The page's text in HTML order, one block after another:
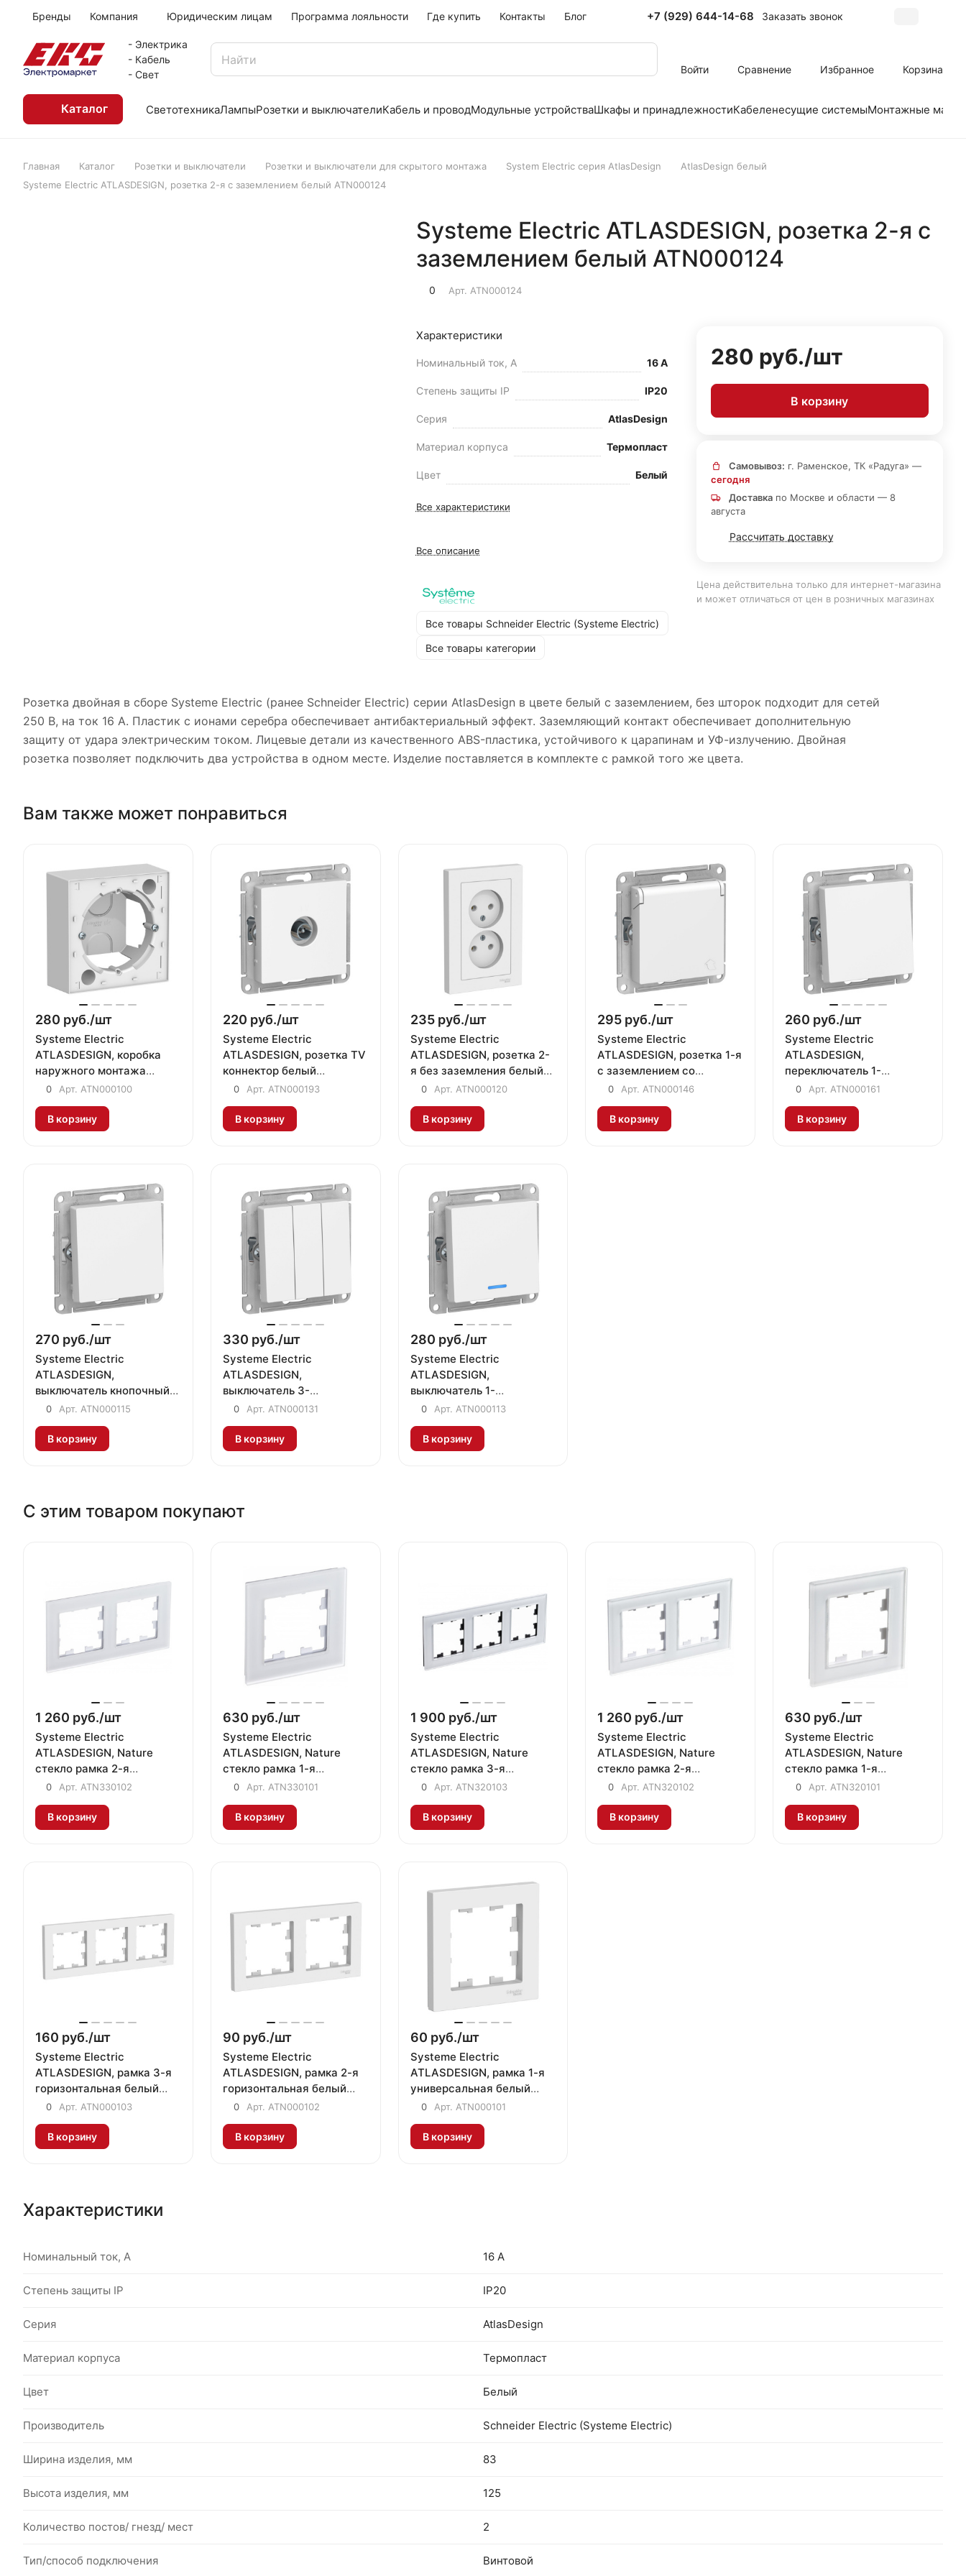
Бренды Компания Юридическим лицам Программа лояльности Где купить Контакты Блог +7 (929) 644-14-68 Заказать звонок
- Электрика
- Кабель
- Свет
Войти Сравнение Избранное Корзина
Каталог СветотехникаЛампыРозетки и выключателиКабель и проводМодульные устройстваШкафы и принадлежностиКабеленесущие системыМонтажные
Главная Каталог Розетки и выключатели Розетки и выключатели для скрытого монтажа System Electric серия AtlasDesign
AtlasDesign белый
Systeme Electric ATLASDESIGN, розетка 2-я с заземлением белый ATN000124
Systeme Electric ATLASDESIGN, розетка 2-я с
заземлением белый ATN000124
0 Арт. ATN000124
Характеристики
Номинальный ток, А 16 А
Степень защиты IP IP20
Серия AtlasDesign
Материал корпуса Термопласт
Цвет Белый
Все характеристики
Все описание
Все товары Schneider Electric (Systeme Electric)
Все товары категории
280 руб./шт
В корзину
Самовывоз: г. Раменское, ТК «Радуга» —
сегодня
Доставкапо Москве и области — 8
августа
Рассчитать доставку
Цена действительна только для интернет-магазина
и может отличаться от цен в розничных магазинах
Розетка двойная в сборе Systeme Electric (ранее Schneider Electric) серии AtlasDesign в цвете белый с заземлением, без шторок подходит для сетей
250 В, на ток 16 А. Пластик с ионами серебра обеспечивает антибактериальный эффект. Заземляющий контакт обеспечивает дополнительную
защиту от удара электрическим током. Лицевые детали из качественного ABS-пластика, устойчивого к царапинам и УФ-излучению. Двойная
розетка позволяет подключить два устройства в одном месте. Изделие поставляется в комплекте с рамкой того же цвета.
Вам также может понравиться
280 руб./шт
Systeme Electric
ATLASDESIGN, коробка
наружного монтажа
белый ATN000100
0 Арт. ATN000100
В корзину
220 руб./шт
Systeme Electric
ATLASDESIGN, розетка TV
коннектор белый
ATN000193
0 Арт. ATN000193
В корзину
235 руб./шт
Systeme Electric
ATLASDESIGN, розетка 2-
я без заземления белый
ATN000120
0 Арт. ATN000120
В корзину
295 руб./шт
Systeme Electric
ATLASDESIGN, розетка 1-я
с заземлением со
шторками с крышкой IP20
0 Арт. ATN000146
В корзину
260 руб./шт
Systeme Electric
ATLASDESIGN,
переключатель 1-
клавишный белый
0 Арт. ATN000161
В корзину
270 руб./шт
Systeme Electric
ATLASDESIGN,
выключатель кнопочный
1-клавишный белый
0 Арт. ATN000115
В корзину
330 руб./шт
Systeme Electric
ATLASDESIGN,
выключатель 3-
клавишный белый
0 Арт. ATN000131
В корзину
280 руб./шт
Systeme Electric
ATLASDESIGN,
выключатель 1-
клавишный с подсветкой
0 Арт. ATN000113
В корзину
С этим товаром покупают
1 260 руб./шт
Systeme Electric
ATLASDESIGN, Nature
стекло рамка 2-я
универсальная матовый
0 Арт. ATN330102
В корзину
630 руб./шт
Systeme Electric
ATLASDESIGN, Nature
стекло рамка 1-я
универсальная матовый
0 Арт. ATN330101
В корзину
1 900 руб./шт
Systeme Electric
ATLASDESIGN, Nature
стекло рамка 3-я
универсальная белый
0 Арт. ATN320103
В корзину
1 260 руб./шт
Systeme Electric
ATLASDESIGN, Nature
стекло рамка 2-я
универсальная белый
0 Арт. ATN320102
В корзину
630 руб./шт
Systeme Electric
ATLASDESIGN, Nature
стекло рамка 1-я
универсальная белый
0 Арт. ATN320101
В корзину
160 руб./шт
Systeme Electric
ATLASDESIGN, рамка 3-я
горизонтальная белый
ATN000103
0 Арт. ATN000103
В корзину
90 руб./шт
Systeme Electric
ATLASDESIGN, рамка 2-я
горизонтальная белый
ATN000102
0 Арт. ATN000102
В корзину
60 руб./шт
Systeme Electric
ATLASDESIGN, рамка 1-я
универсальная белый
ATN000101
0 Арт. ATN000101
В корзину
Характеристики
Номинальный ток, А 16 А
Степень защиты IP IP20
Серия AtlasDesign
Материал корпуса Термопласт
Цвет Белый
Производитель Schneider Electric (Systeme Electric)
Ширина изделия, мм 83
Высота изделия, мм 125
Количество постов/ гнезд/ мест 2
Тип/способ подключения Винтовой